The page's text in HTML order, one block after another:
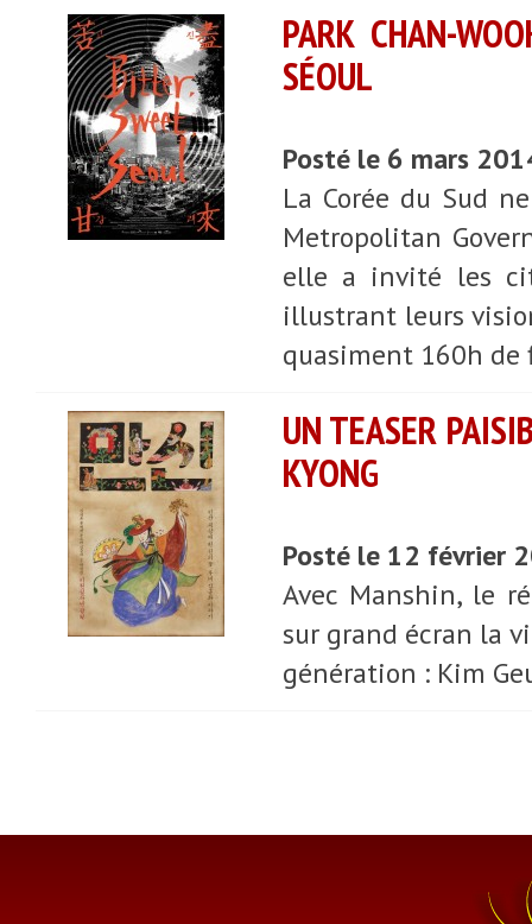
PARK CHAN-
SÉOUL
Posté le 6 mars
La Corée du Sud
Metropolitan
elle a invité les
illustrant leurs
quasiment 160h de
UN TEASER
KYONG
Posté le 12 février
Avec Manshin, le
sur grand écran la
génération : Kim